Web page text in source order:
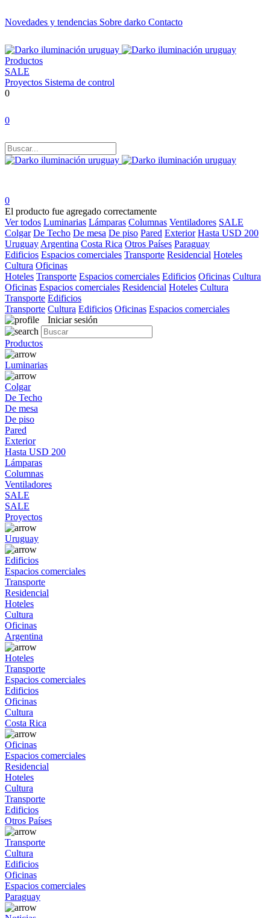
Novedades y tendencias Sobre darko Contacto
Productos
SALE
Proyectos Sistema de control
0
0
0
El producto fue agregado correctamente
Ver todos Luminarias Lámparas Columnas Ventiladores SALE
Colgar De Techo De mesa De piso Pared Exterior Hasta USD 200
Uruguay Argentina Costa Rica Otros Países Paraguay
Edificios Espacios comerciales Transporte Residencial Hoteles
Cultura Oficinas
Hoteles Transporte Espacios comerciales Edificios Oficinas Cultura
Oficinas Espacios comerciales Residencial Hoteles Cultura
Transporte Edificios
Transporte Cultura Edificios Oficinas Espacios comerciales
Iniciar sesión
Productos
Luminarias
Colgar
De Techo
De mesa
De piso
Pared
Exterior
Hasta USD 200
Lámparas
Columnas
Ventiladores
SALE
SALE
Proyectos
Uruguay
Edificios
Espacios comerciales
Transporte
Residencial
Hoteles
Cultura
Oficinas
Argentina
Hoteles
Transporte
Espacios comerciales
Edificios
Oficinas
Cultura
Costa Rica
Oficinas
Espacios comerciales
Residencial
Hoteles
Cultura
Transporte
Edificios
Otros Países
Transporte
Cultura
Edificios
Oficinas
Espacios comerciales
Paraguay